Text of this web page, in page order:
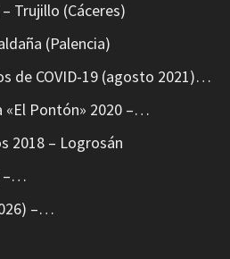
Trujillo (Cáceres)
(Palencia)
de COVID-19 (agosto 2021)…
«El Pontón» 2020 –…
2018 – Logrosán
–…
–…